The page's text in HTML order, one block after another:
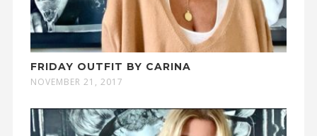
FRIDAY OUTFIT BY CARINA
NOVEMBER 21, 2017